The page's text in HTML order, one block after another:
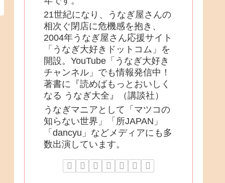
21世紀になり、うなぎ屋さんの
相次ぐ閉店に危機感を抱き、
2004年うなぎ屋さん応援サイト
「うなぎ大好きドットコム」を
開設。YouTube「うなぎ大好き
チャンネル」でも情報発信中！
著書に『読めばもっとおいしく
なる うなぎ大全』（講談社）
うなぎマニアとして「マツコの
知らない世界」「所JAPAN」
「dancyu」などメディアにも多
数出演しています。